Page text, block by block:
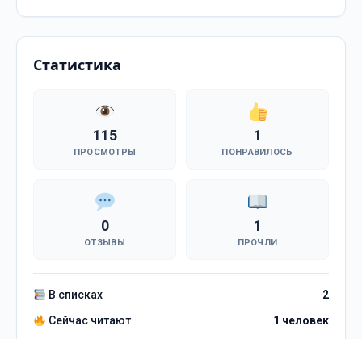
Статистика
115
ПРОСМОТРЫ
1
ПОНРАВИЛОСЬ
0
ОТЗЫВЫ
1
ПРОЧЛИ
В списках
2
Сейчас читают
1 человек